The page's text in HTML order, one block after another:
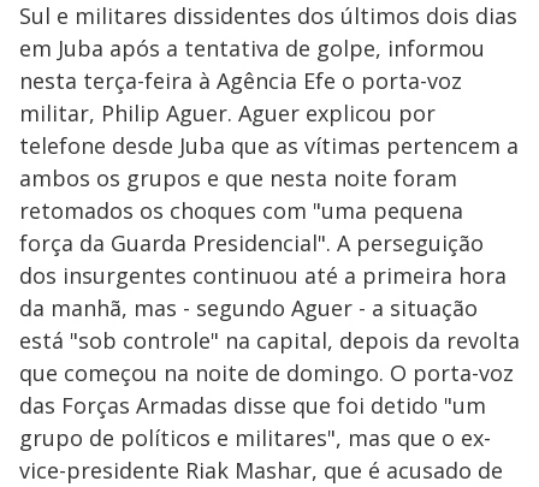
Sul e militares dissidentes dos últimos dois dias
em Juba após a tentativa de golpe, informou
nesta terça-feira à Agência Efe o porta-voz
militar, Philip Aguer. Aguer explicou por
telefone desde Juba que as vítimas pertencem a
ambos os grupos e que nesta noite foram
retomados os choques com "uma pequena
força da Guarda Presidencial". A perseguição
dos insurgentes continuou até a primeira hora
da manhã, mas - segundo Aguer - a situação
está "sob controle" na capital, depois da revolta
que começou na noite de domingo. O porta-voz
das Forças Armadas disse que foi detido "um
grupo de políticos e militares", mas que o ex-
vice-presidente Riak Mashar, que é acusado de